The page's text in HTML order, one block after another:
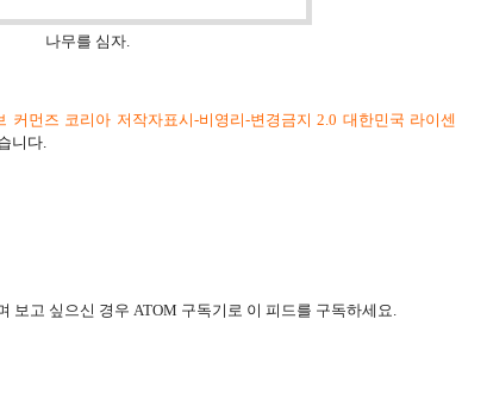
나무를 심자.
커먼즈 코리아 저작자표시-비영리-변경금지 2.0 대한민국 라이센
니다.
보고 싶으신 경우 ATOM 구독기로 이 피드를 구독하세요.